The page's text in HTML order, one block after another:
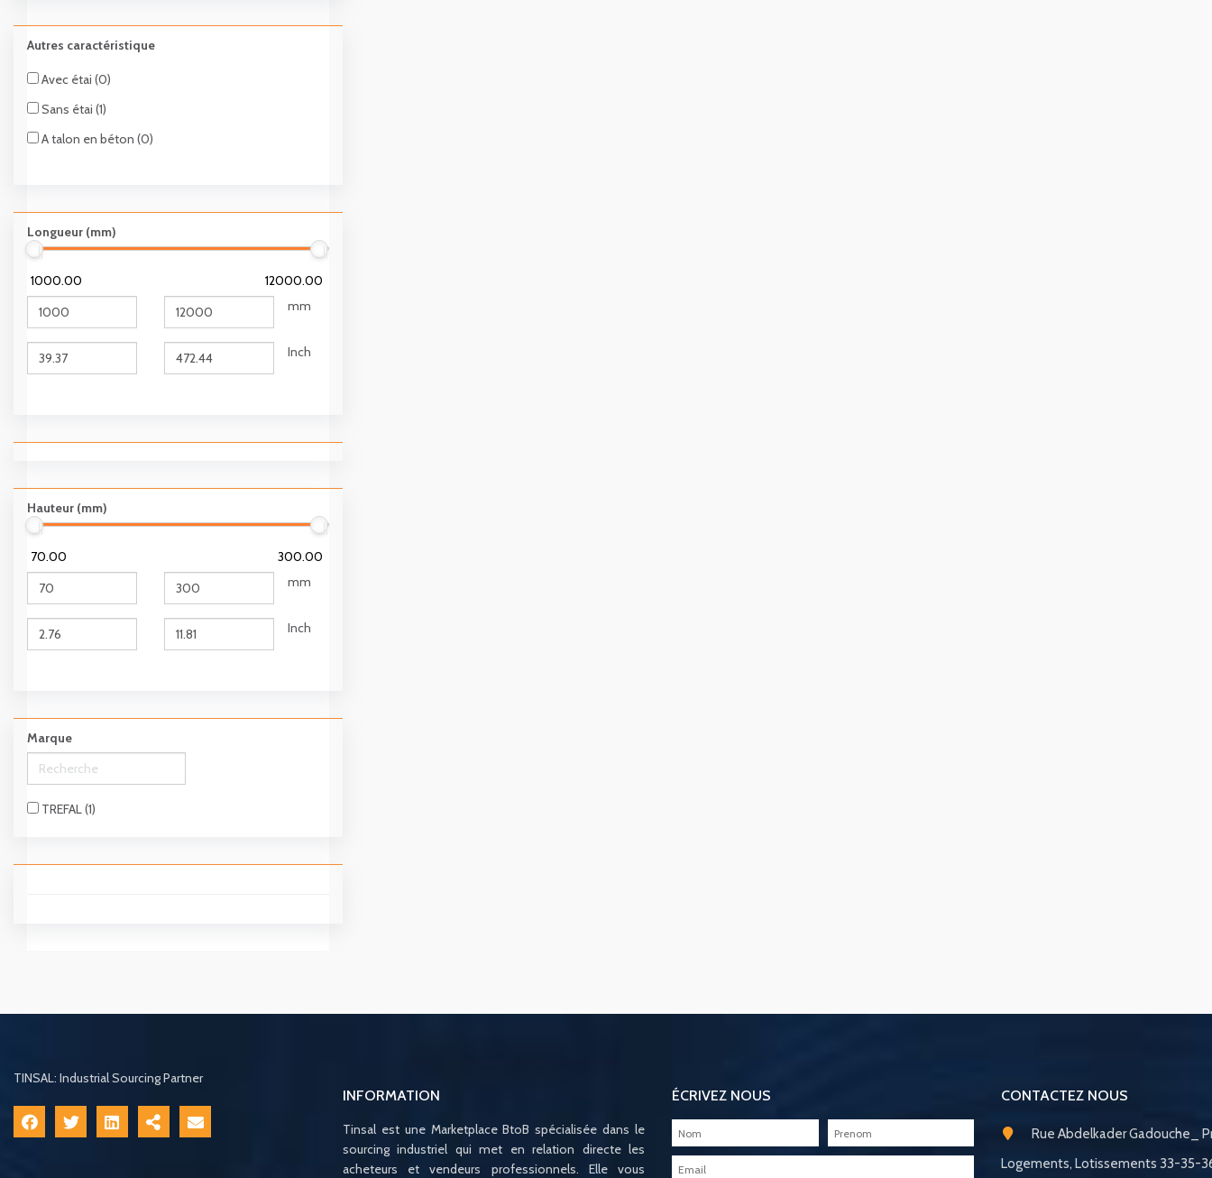
Autres caractéristique
Avec étai (0)
Sans étai (1)
A talon en béton (0)
Longueur (mm)
1000.00
12000.00
mm
Inch
Hauteur (mm)
70.00
300.00
mm
Inch
Marque
TREFAL (1)
TINSAL: Industrial Sourcing Partner
INFORMATION
Tinsal est une Marketplace BtoB spécialisée dans le
sourcing industriel qui met en relation directe les
acheteurs et vendeurs professionnels. Elle vous
ÉCRIVEZ NOUS CONTACTEZ NOUS
Rue Abdelkader Gadouche_
Logements, Lotissements 33-35-